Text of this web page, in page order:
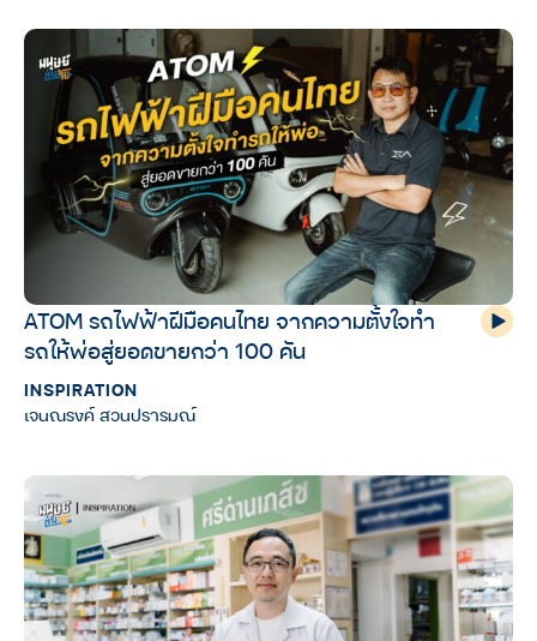
ATOM รถไฟฟ้าฝีมือคนไทย จากความตั้งใจทำ
รถให้พ่อสู่ยอดขายกว่า 100 คัน
INSPIRATION
เจนณรงค์ สวนปรารมณ์